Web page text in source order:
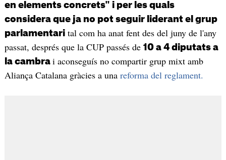
en elements concrets" i per les quals
considera que ja no pot seguir liderant el grup
parlamentarital com ha anat fent des del juny de l'any
passat, després que la CUP passés de 10 a 4 diputats a
la cambra i aconseguís no compartir grup mixt amb
Aliança Catalana gràcies a una reforma del reglament.